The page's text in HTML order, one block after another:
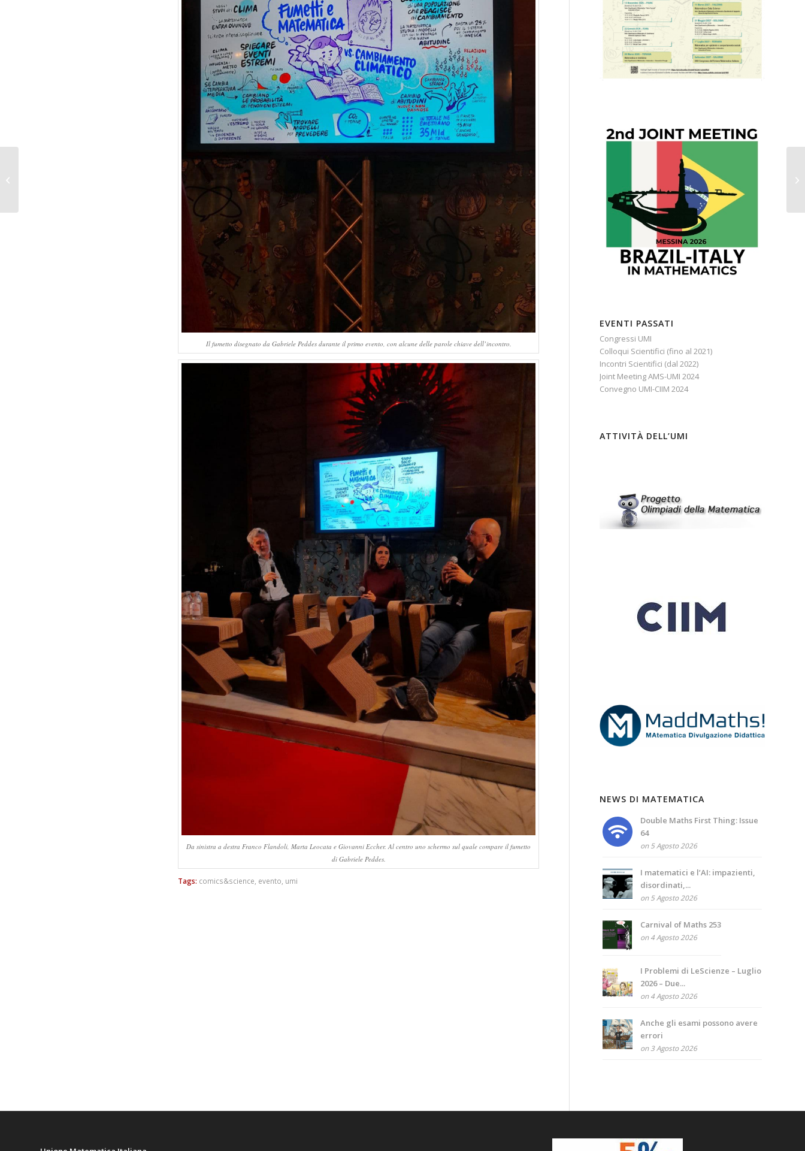
Il fumetto disegnato da Gabriele Peddes durante il primo evento, con alcune delle parole chiave dell’incontro.
Da sinistra a destra Franco Flandoli, Marta Leocata e Giovanni Eccher. Al centro uno schermo sul quale compare il fumetto
di Gabriele Peddes.
Tags: comics&science, evento, umi
EVENTI PASSATI
Congressi UMI
Colloqui Scientifici (fino al 2021)
Incontri Scientifici (dal 2022)
Joint Meeting AMS-UMI 2024
Convegno UMI-CIIM 2024
ATTIVITÀ DELL’UMI
NEWS DI MATEMATICA
Double Maths First Thing: Issue
64
on 5 Agosto 2026
I matematici e l’AI: impazienti,
disordinati,...
on 5 Agosto 2026
Carnival of Maths 253
on 4 Agosto 2026
I Problemi di LeScienze – Luglio
2026 – Due...
on 4 Agosto 2026
Anche gli esami possono avere
errori
on 3 Agosto 2026